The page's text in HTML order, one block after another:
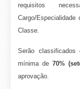
requisitos
Cargo/
Classe.
Serão classificados
mínima de70%
aprovação.